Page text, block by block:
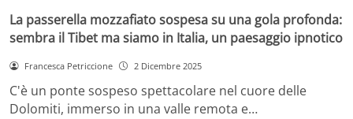
La passerella mozzafiato sospesa su una gola profonda:
sembra il Tibet ma siamo in Italia, un paesaggio ipnotico
Francesca Petriccione 2 Dicembre 2025
C'è un ponte sospeso spettacolare nel cuore delle
Dolomiti, immerso in una valle remota e…